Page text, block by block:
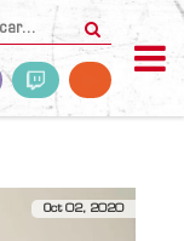
Oct 02, 2020